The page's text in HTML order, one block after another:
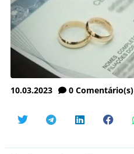
10.03.2023 0 Comentário(s)